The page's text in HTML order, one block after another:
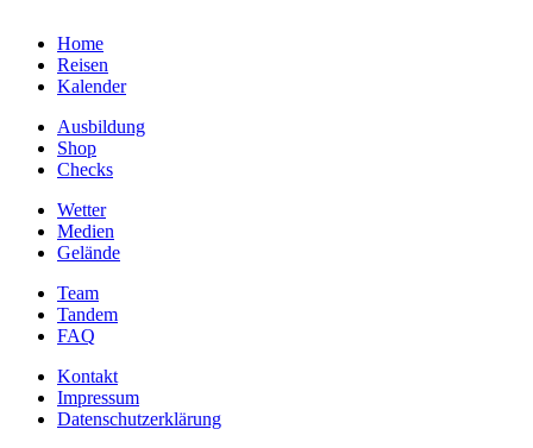
Home
Reisen
Kalender
Ausbildung
Shop
Checks
Wetter
Medien
Gelände
Team
Tandem
FAQ
Kontakt
Impressum
Datenschutzerklärung